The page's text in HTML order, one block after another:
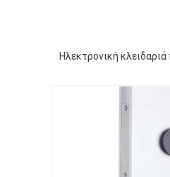
Ηλεκτρονική